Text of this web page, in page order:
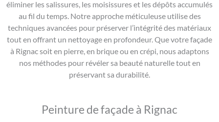
éliminer les salissures, les moisissures et les dépôts accumulés
au fil du temps. Notre approche méticuleuse utilise des
techniques avancées pour préserver l’intégrité des matériaux
tout en offrant un nettoyage en profondeur. Que votre façade
à Rignac soit en pierre, en brique ou en crépi, nous adaptons
nos méthodes pour révéler sa beauté naturelle tout en
préservant sa durabilité.
Peinture de façade à Rignac